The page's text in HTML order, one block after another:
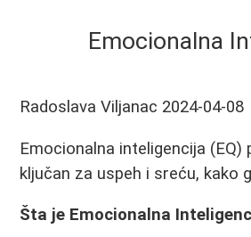
Emocionalna
Radoslava Viljanac 2024-04-08
Emocionalna inteligencija
ključan za uspeh i sreću, kako
Šta je Emocionalna